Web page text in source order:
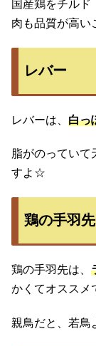
国産鶏をチル
肉も品質が高い
レバー
レバーは、 白っ
脂がのってい
すよ☆
鶏の手羽先
鶏の手羽先は、
かくてオススメ
親鳥だと、若鳥